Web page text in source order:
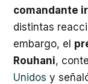
comandante
distintas
embargo, el
Rouhani,
Unidos y